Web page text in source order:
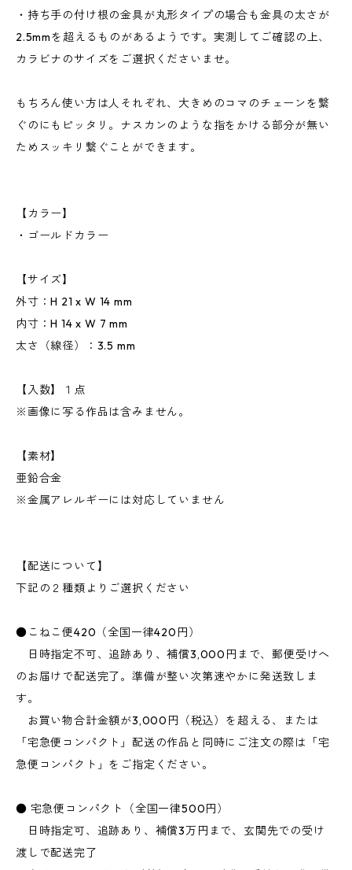
・持ち手の付け根の金具が丸形タイプの場合も金具の太さが
2.5mmを超えるものがあるようです。実測してご確認の上、
カラビナのサイズをご選択くださいませ。
もちろん使い方は人それぞれ、大きめのコマのチェーンを繋
ぐのにもピッタリ。ナスカンのような指をかける部分が無い
ためスッキリ繋ぐことができます。
【カラー】
・ゴールドカラー
【サイズ】
外寸：H 21 x W 14 mm
内寸：H 14 x W 7 mm
太さ（線径）：3.5 mm
【入数】１点
※画像に写る作品は含みません。
【素材】
亜鉛合金
※金属アレルギーには対応していません
【配送について】
下記の２種類よりご選択ください
●こねこ便420（全国一律420円）
日時指定不可、追跡あり、補償3,000円まで、郵便受けへ
のお届けで配送完了。準備が整い次第速やかに発送致しま
す。
お買い物合計金額が3,000円（税込）を超える、または
「宅急便コンパクト」配送の作品と同時にご注文の際は「宅
急便コンパクト」をご指定ください。
● 宅急便コンパクト（全国一律500円）
日時指定可、追跡あり、補償3万円まで、玄関先での受け
渡しで配送完了